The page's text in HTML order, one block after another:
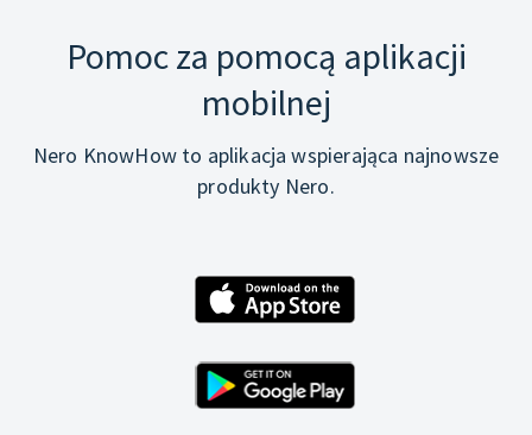
Pomoc za pomocą aplikacji
mobilnej
Nero KnowHow to aplikacja wspierająca najnowsze
produkty Nero.